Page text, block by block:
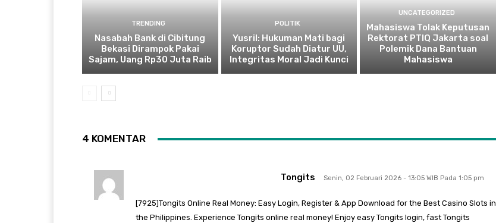
TRENDING
Nasabah Bank di Cibitung
Bekasi Dirampok Pakai
Sajam, Uang Rp30 Juta Raib
POLITIK
Yusril: Hukuman Mati bagi
Koruptor Sudah Diatur UU,
Integritas Moral Jadi Kunci
UNCATEGORIZED
Mahasiswa Tolak Keputusan
Rektorat PTIQ Jakarta soal
Polemik Dana Bantuan
Mahasiswa
4 KOMENTAR
Tongits Senin, 02 Februari 2026 - 13:05 WIB Pada 1:05 pm
[7925]Tongits Online Real Money: Easy Login, Register & App Download for the Best Casino Slots in
the Philippines. Experience Tongits online real money! Enjoy easy Tongits login, fast Tongits